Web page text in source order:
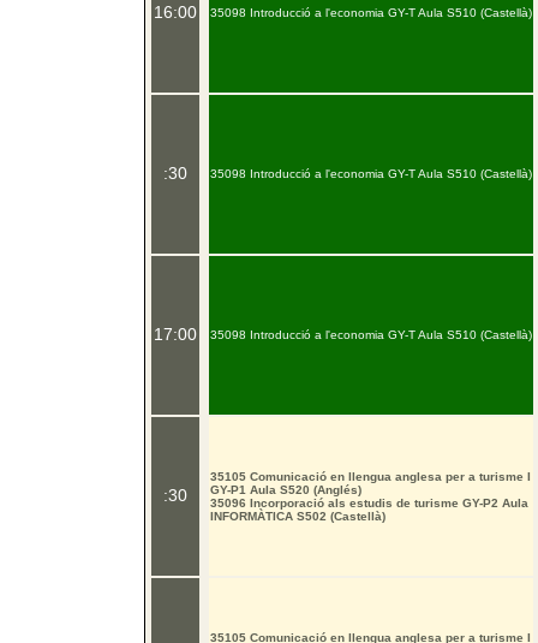
16:00
:30
17:00
:30
35098 Introducció a l'economia GY-T Aula S510 (Castellà)
35098 Introducció a l'economia GY-T Aula S510 (Castellà)
35098 Introducció a l'economia GY-T Aula S510 (Castellà)
35105 Comunicació en llengua anglesa per a turisme I
GY-P1 Aula S520 (Anglés)
35096 Incorporació als estudis de turisme GY-P2 Aula
INFORMÀTICA S502 (Castellà)
35105 Comunicació en llengua anglesa per a turisme I